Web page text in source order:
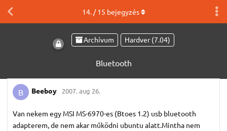
Archívum Hardver (7.04)
Bluetooth
14. /15 bejegyzés
B Beeboy 2007. aug 26.
Van nekem egy MSI MS-6970-es (Btoes 1.2) usb bluetooth
adapterem, de nem akar működni ubuntu alatt.Mintha nem